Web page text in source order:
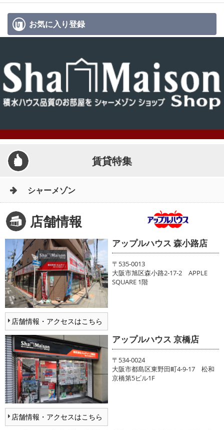
お気に入り登録
賃貸特集
シャーメゾン
店舗情報
店舗情報・アクセスはこちら
アップルハウス 森小路店
〒535-0013
大阪市旭区森小路2-17-2 APPLE
SQUARE 1階
店舗情報・アクセスはこちら
アップルハウス 京橋店
〒534-0024
大阪市都島区東野田町4-9-17 松和
京橋第5ビル1F